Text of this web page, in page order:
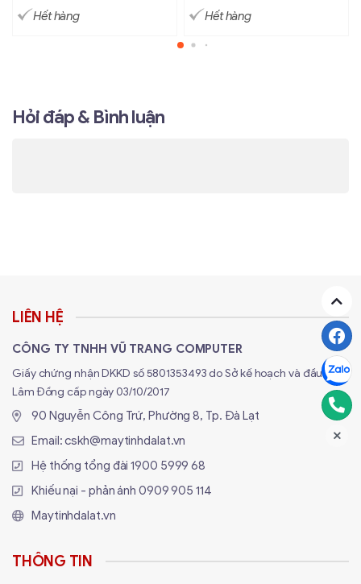
Hết hàng Hết hàng
Hỏi đáp & Bình luận
LIÊN HỆ
CÔNG TY TNHH VŨ TRANG COMPUTER
Giấy chứng nhận DKKD số 5801353493 do Sở kế hoạch và đầu tư
Lâm Đồng cấp ngày 03/10/2017
90 Nguyễn Công Trứ, Phường 8, Tp. Đà Lạt
Email:cskh@maytinhdalat.vn
Hệ thống tổng đài1900 5999 68
Khiếu nại - phản ánh 0909 905 114
Maytinhdalat.vn
THÔNG TIN